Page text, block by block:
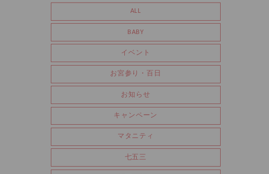
ALL
BABY
イベント
お宮参り・百日
お知らせ
キャンペーン
マタニティ
七五三